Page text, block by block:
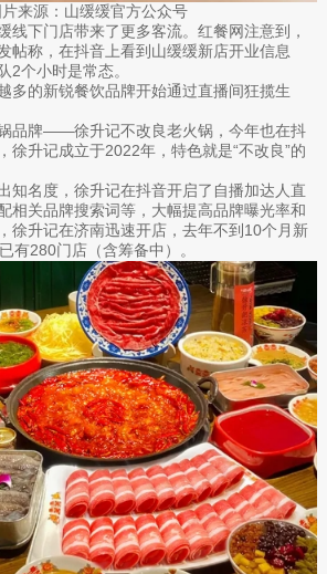
来源：山缓缓官方公众号
线下门店带来了更多客流。红餐网注意到，
帖称，在抖音上看到山缓缓新店开业信息
2个小时是常态。
多的新锐餐饮品牌开始通过直播间狂揽生
品牌——徐升记不改良老火锅，今年也在抖
徐升记成立于2022年，特色就是“不改良”的
知名度，徐升记在抖音开启了自播加达人直
相关品牌搜索词等，大幅提高品牌曝光率和
徐升记在济南迅速开店，去年不到10个月新
有280门店（含筹备中）。